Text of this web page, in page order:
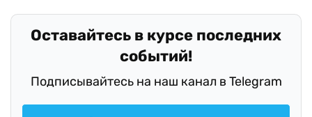
Оставайтесь в курсе последних
событий!
Подписывайтесь на наш канал в Telegram